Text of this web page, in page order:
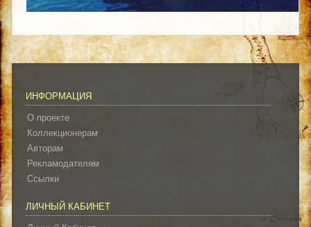
ИНФОРМАЦИЯ
О проекте
Коллекционерам
Авторам
Рекламодателям
Ссылки
ЛИЧНЫЙ КАБИНЕТ